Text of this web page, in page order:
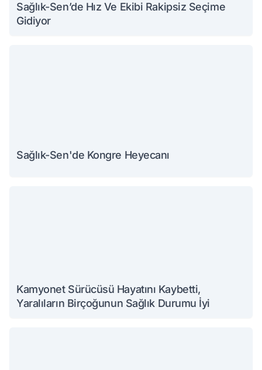
Sağlık-Sen’de Hız Ve Ekibi Rakipsiz Seçime
Gidiyor
Sağlık-Sen'de Kongre Heyecanı
Kamyonet Sürücüsü Hayatını Kaybetti,
Yaralıların Birçoğunun Sağlık Durumu İyi